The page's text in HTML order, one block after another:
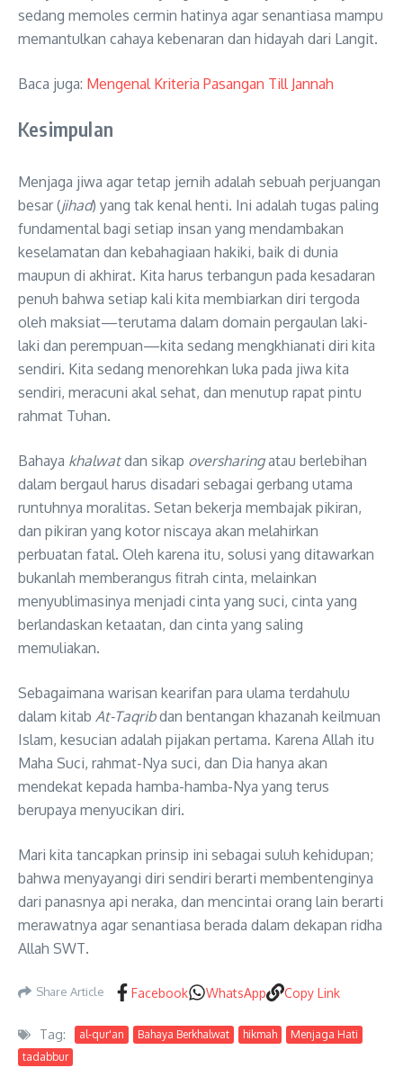
sedang memoles cermin hatinya agar senantiasa mampu
memantulkan cahaya kebenaran dan hidayah dari Langit.
Baca juga: Mengenal Kriteria Pasangan Till Jannah
Kesimpulan
Menjaga jiwa agar tetap jernih adalah sebuah perjuangan
besar (jihad) yang tak kenal henti. Ini adalah tugas paling
fundamental bagi setiap insan yang mendambakan
keselamatan dan kebahagiaan hakiki, baik di dunia
maupun di akhirat. Kita harus terbangun pada kesadaran
penuh bahwa setiap kali kita membiarkan diri tergoda
oleh maksiat—terutama dalam domain pergaulan laki-
laki dan perempuan—kita sedang mengkhianati diri kita
sendiri. Kita sedang menorehkan luka pada jiwa kita
sendiri, meracuni akal sehat, dan menutup rapat pintu
rahmat Tuhan.
Bahaya khalwatdan sikap oversharingatau berlebihan
dalam bergaul harus disadari sebagai gerbang utama
runtuhnya moralitas. Setan bekerja membajak pikiran,
dan pikiran yang kotor niscaya akan melahirkan
perbuatan fatal. Oleh karena itu, solusi yang ditawarkan
bukanlah memberangus fitrah cinta, melainkan
menyublimasinya menjadi cinta yang suci, cinta yang
berlandaskan ketaatan, dan cinta yang saling
memuliakan.
Sebagaimana warisan kearifan para ulama terdahulu
dalam kitab At-Taqribdan bentangan khazanah keilmuan
Islam, kesucian adalah pijakan pertama. Karena Allah itu
Maha Suci, rahmat-Nya suci, dan Dia hanya akan
mendekat kepada hamba-hamba-Nya yang terus
berupaya menyucikan diri.
Mari kita tancapkan prinsip ini sebagai suluh kehidupan;
bahwa menyayangi diri sendiri berarti membentenginya
dari panasnya api neraka, dan mencintai orang lain berarti
merawatnya agar senantiasa berada dalam dekapan ridha
Allah SWT.
Share Article Facebook WhatsApp Copy Link
Tag: al-qur'an Bahaya Berkhalwat hikmah
Menjaga Hati
tadabbur